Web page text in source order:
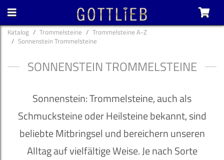
Katalog Trommelsteine
Trommelsteine A-Z
Sonnenstein Trommelsteine
SONNENSTEIN TROMMELSTEINE
Sonnenstein: Trommelsteine, auch als
Schmucksteine oder Heilsteine bekannt, sind
beliebte Mitbringsel und bereichern unseren
Alltag auf vielfältige Weise. Je nach Sorte